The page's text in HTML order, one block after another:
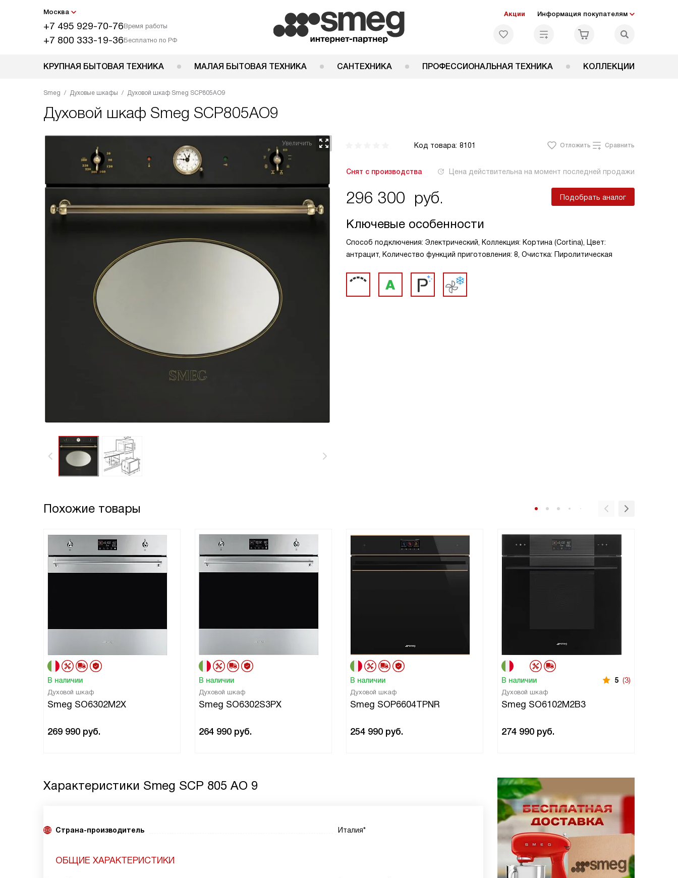
Москва
+7 495 929-70-76Время работы
+7 800 333-19-36Бесплатно по РФ
Акции Информация покупателям
КРУПНАЯ БЫТОВАЯ ТЕХНИКА МАЛАЯ БЫТОВАЯ ТЕХНИКА САНТЕХНИКА ПРОФЕССИОНАЛЬНАЯ ТЕХНИКА КОЛЛЕКЦИИ
Smeg Духовые шкафы Духовой шкаф Smeg SCP805AO9
Духовой шкаф Smeg SCP805AO9
Код товара: 8101 Отложить Сравнить
Снят с производства Цена действительна на момент последней продажи
296 300 руб. Подобрать аналог
Ключевые особенности
Способ подключения: Электрический, Коллекция: Кортина (Cortina), Цвет:
антрацит, Количество функций приготовления: 8, Очистка: Пиролитическая
Похожие товары
В наличии
Духовой шкаф
Smeg SO6302M2X
269 990 руб.
В наличии
Духовой шкаф
Smeg SO6302S3PX
264 990 руб.
В наличии
Духовой шкаф
Smeg SOP6604TPNR
254 990 руб.
В наличии 5 (3)
Духовой шкаф
Smeg SO6102M2B3
274 990 руб.
Характеристики Smeg SCP 805 AO 9
Страна-производитель Италия*
ОБЩИЕ ХАРАКТЕРИСТИКИ